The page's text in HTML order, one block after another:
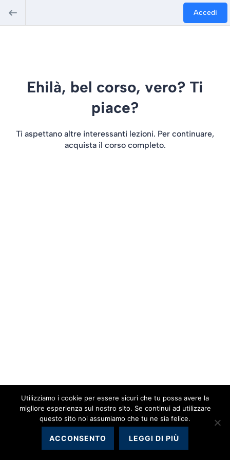
Accedi
Ehilà, bel corso, vero? Ti
piace?
Ti aspettano altre interessanti lezioni. Per continuare,
acquista il corso completo.
Utilizziamo i cookie per essere sicuri che tu possa avere la
migliore esperienza sul nostro sito. Se continui ad utilizzare
questo sito noi assumiamo che tu ne sia felice.
ACCONSENTO LEGGI DI PIÙ